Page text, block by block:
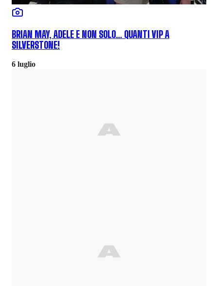
BRIAN MAY, ADELE E NON SOLO… QUANTI VIP A
SILVERSTONE!
6 luglio